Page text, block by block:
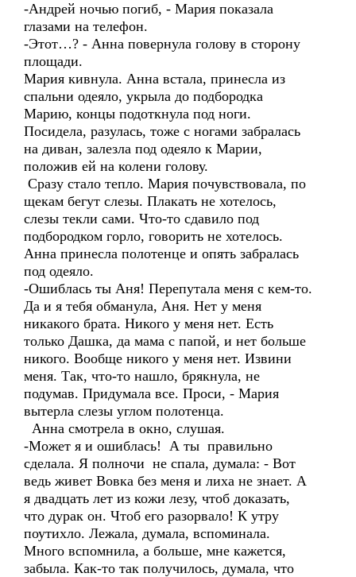
-Андрей ночью погиб, - Мария показала
глазами на телефон.
-Этот…? - Анна повернула голову в сторону
площади.
Мария кивнула. Анна встала, принесла из
спальни одеяло, укрыла до подбородка
Марию, концы подоткнула под ноги.
Посидела, разулась, тоже с ногами забралась
на диван, залезла под одеяло к Марии,
положив ей на колени голову.
Сразу стало тепло. Мария почувствовала, по
щекам бегут слезы. Плакать не хотелось,
слезы текли сами. Что-то сдавило под
подбородком горло, говорить не хотелось.
Анна принесла полотенце и опять забралась
под одеяло.
-Ошиблась ты Аня! Перепутала меня с кем-то.
Да и я тебя обманула, Аня. Нет у меня
никакого брата. Никого у меня нет. Есть
только Дашка, да мама с папой, и нет больше
никого. Вообще никого у меня нет. Извини
меня. Так, что-то нашло, брякнула, не
подумав. Придумала все. Проси, - Мария
вытерла слезы углом полотенца.
Анна смотрела в окно, слушая.
-Может я и ошиблась! А ты правильно
сделала. Я полночи не спала, думала: - Вот
ведь живет Вовка без меня и лиха не знает. А
я двадцать лет из кожи лезу, чтоб доказать,
что дурак он. Чтоб его разорвало! К утру
поутихло. Лежала, думала, вспоминала.
Много вспомнила, а больше, мне кажется,
забыла. Как-то так получилось, думала, что